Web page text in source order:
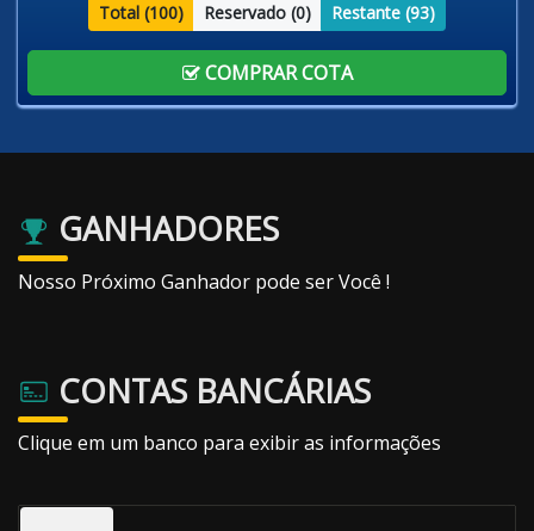
Total (100) Reservado (0) Restante (93)
COMPRAR COTA
GANHADORES
Nosso Próximo Ganhador pode ser Você !
CONTAS BANCÁRIAS
Clique em um banco para exibir as informações